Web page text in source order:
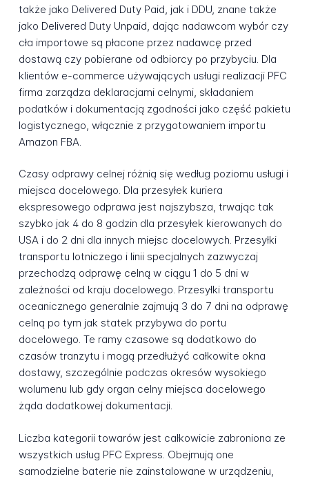
także jako Delivered Duty Paid, jak i DDU, znane także
jako Delivered Duty Unpaid, dając nadawcom wybór czy
cła importowe są płacone przez nadawcę przed
dostawą czy pobierane od odbiorcy po przybyciu. Dla
klientów e-commerce używających usługi realizacji PFC
firma zarządza deklaracjami celnymi, składaniem
podatków i dokumentacją zgodności jako część pakietu
logistycznego, włącznie z przygotowaniem importu
Amazon FBA.
Czasy odprawy celnej różnią się według poziomu usługi i
miejsca docelowego. Dla przesyłek kuriera
ekspresowego odprawa jest najszybsza, trwając tak
szybko jak 4 do 8 godzin dla przesyłek kierowanych do
USA i do 2 dni dla innych miejsc docelowych. Przesyłki
transportu lotniczego i linii specjalnych zazwyczaj
przechodzą odprawę celną w ciągu 1 do 5 dni w
zależności od kraju docelowego. Przesyłki transportu
oceanicznego generalnie zajmują 3 do 7 dni na odprawę
celną po tym jak statek przybywa do portu
docelowego. Te ramy czasowe są dodatkowo do
czasów tranzytu i mogą przedłużyć całkowite okna
dostawy, szczególnie podczas okresów wysokiego
wolumenu lub gdy organ celny miejsca docelowego
żąda dodatkowej dokumentacji.
Liczba kategorii towarów jest całkowicie zabroniona ze
wszystkich usług PFC Express. Obejmują one
samodzielne baterie nie zainstalowane w urządzeniu,